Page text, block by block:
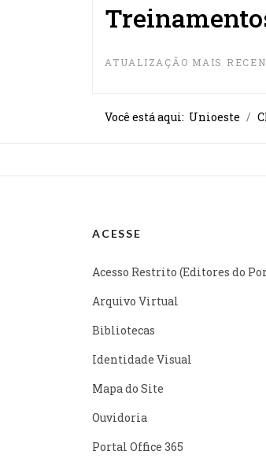
ATUALIZAÇÃO MAIS
Você está aqui: Unioeste
ACESSE
Acesso Restrito (Editores do
Arquivo Virtual
Bibliotecas
Identidade Visual
Mapa do Site
Ouvidoria
Portal Office 365